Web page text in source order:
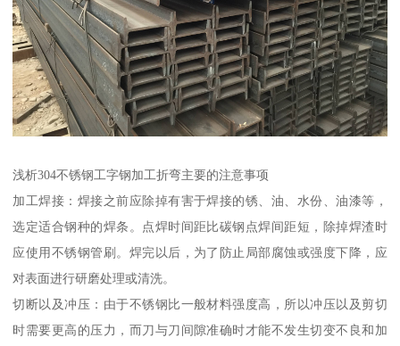
浅析304不锈钢工字钢加工折弯主要的注意事项
加工焊接：焊接之前应除掉有害于焊接的锈、油、水份、油漆等，
选定适合钢种的焊条。点焊时间距比碳钢点焊间距短，除掉焊渣时
应使用不锈钢管刷。焊完以后，为了防止局部腐蚀或强度下降，应
对表面进行研磨处理或清洗。
切断以及冲压：由于不锈钢比一般材料强度高，所以冲压以及剪切
时需要更高的压力，而刀与刀间隙准确时才能不发生切变不良和加